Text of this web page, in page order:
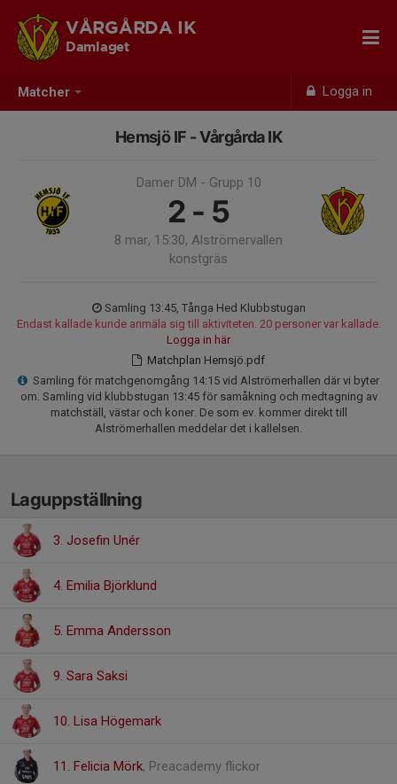
Matcher Logga in
VÅRGÅRDA IK
Damlaget
Hemsjö IF - Vårgårda IK
Damer DM - Grupp 10
2 - 5
8 mar, 15:30, Alströmervallen
konstgräs
Samling 13:45, Tånga Hed Klubbstugan
Endast kallade kunde anmäla sig till aktiviteten. 20 personer var kallade.
Logga in här
Matchplan Hemsjö.pdf
Samling för matchgenomgång 14:15 vid Alströmerhallen där vi byter
om. Samling vid klubbstugan 13:45 för samåkning och medtagning av
matchställ, västar och koner. De som ev. kommer direkt till
Alströmerhallen meddelar det i kallelsen.
Laguppställning
3. Josefin Unér
4. Emilia Björklund
5. Emma Andersson
9. Sara Saksi
10. Lisa Högemark
11. Felicia Mörk, Preacademy flickor